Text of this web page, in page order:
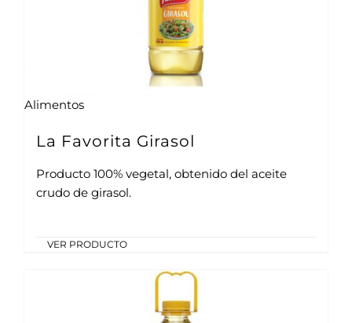
Alimentos
La Favorita Girasol
Producto 100% vegetal, obtenido del aceite
crudo de girasol.
VER PRODUCTO